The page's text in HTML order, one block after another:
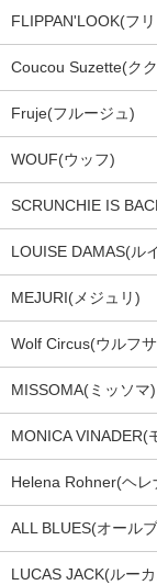
FLIPPAN'LOOK(フ
Coucou Suzette(ク
Fruje(フルージュ)
WOUF(ウッフ)
SCRUNCHIE IS
LOUISE DAMAS(ル
MEJURI(メジュリ)
Wolf Circus(ウルフ
MISSOMA(ミッソマ)
MONICA VINADER(
Helena Rohner(ヘレ
ALL BLUES(オール
LUCAS JACK(ルー